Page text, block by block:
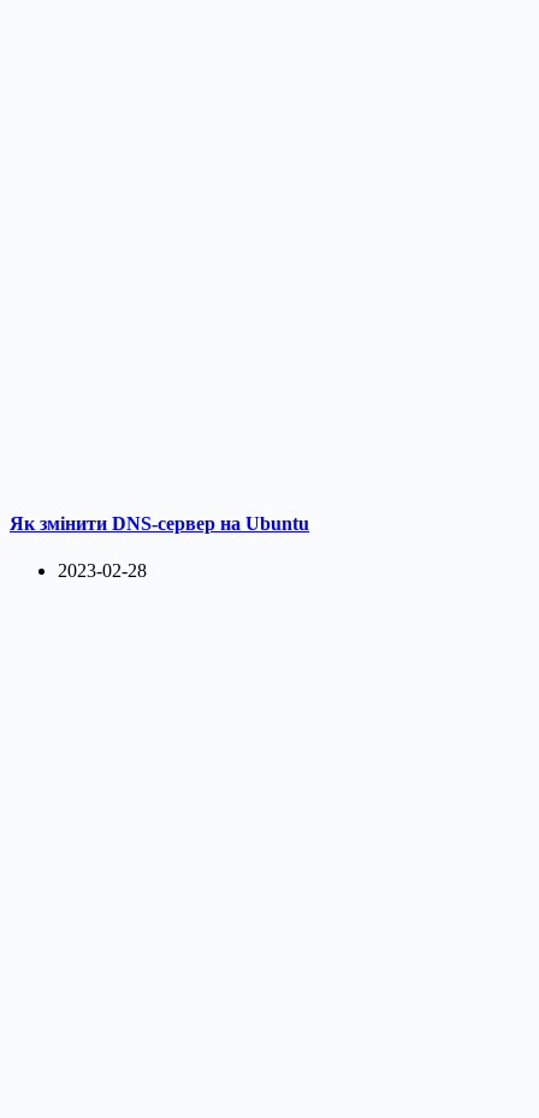
Як змінити DNS-сервер на Ubuntu
2023-02-28